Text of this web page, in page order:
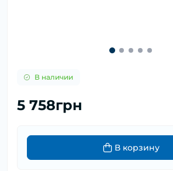
В наличии
5 758грн
В корзину